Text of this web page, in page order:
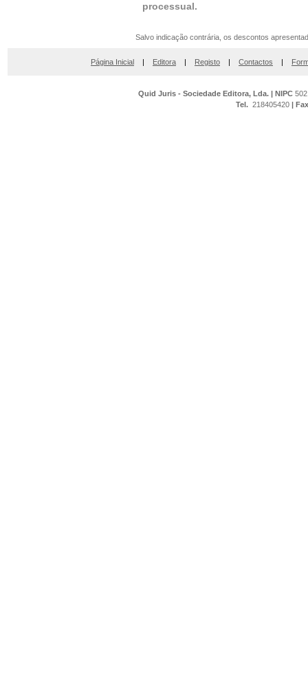
processual.
Salvo indicação contrária, os descontos
Página Inicial | Editora | Registo | Contactos |
Quid Juris - Sociedade Editora, Lda. | NIPC
Tel.218405420 | Fax